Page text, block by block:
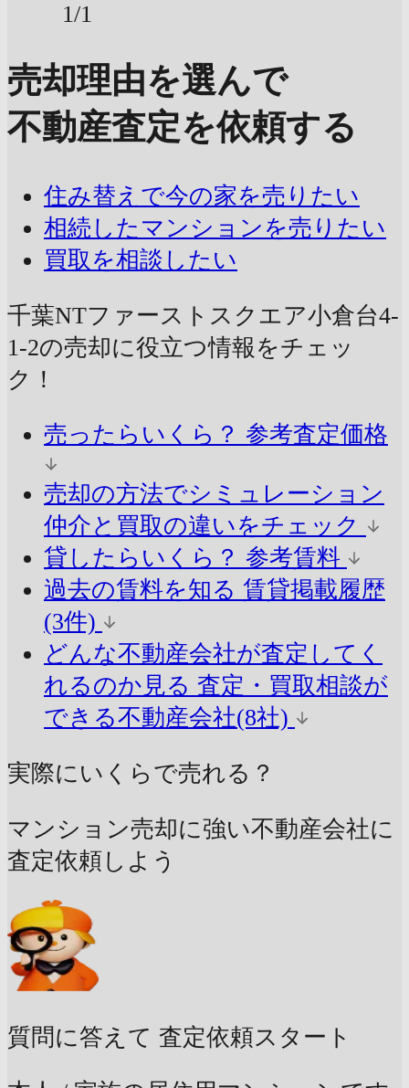
1/1
売却理由を選んで
不動産査定を依頼する
住み替えで今の家を売りたい
相続したマンションを売りたい
買取を相談したい
千葉NTファーストスクエア小倉台4-
1-2の売却に役立つ情報をチェッ
ク！
売ったらいくら？ 参考査定価格
売却の方法でシミュレーション
仲介と買取の違いをチェック
貸したらいくら？ 参考賃料
過去の賃料を知る 賃貸掲載履歴
(3件)
どんな不動産会社が査定してく
れるのか見る 査定・買取相談が
できる不動産会社(8社)
実際にいくらで売れる？
マンション売却に強い不動産会社に
査定依頼しよう
質問に答えて 査定依頼スタート